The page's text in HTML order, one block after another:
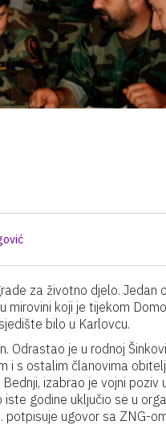
za životno djelo. Jedan
mirovini koji je tijekom
bilo u Karlovcu.
Odrastao je u rodnoj
i s ostalim članovima
izabrao je vojni poziv
godine uključio se u
ugovor sa ZNG-